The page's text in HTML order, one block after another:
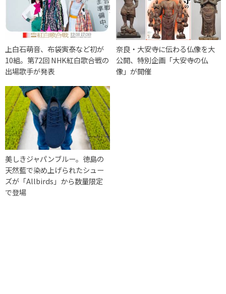
上白石萌音、布袋寅泰など初が
10組。第72回 NHK紅白歌合戦の
出場歌手が発表
奈良・大安寺に伝わる仏像を大
公開、特別企画「大安寺の仏
像」が開催
美しきジャパンブルー。徳島の
天然藍で染め上げられたシュー
ズが「Allbirds」から数量限定
で登場